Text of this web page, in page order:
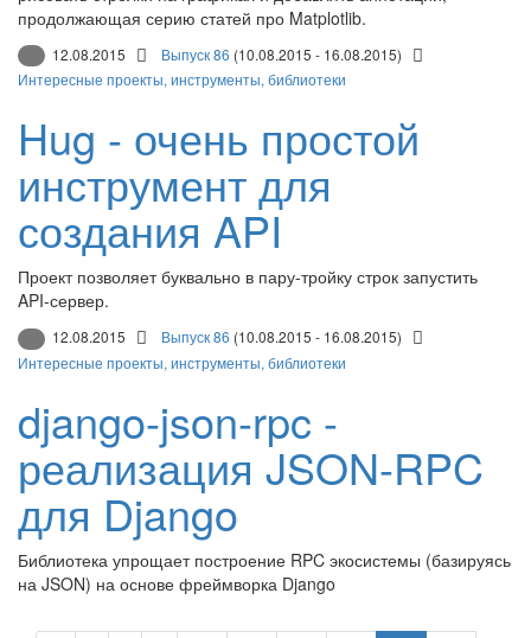
продолжающая серию статей про Matplotlib.
12.08.2015 Выпуск 86 (10.08.2015 - 16.08.2015)
Интересные проекты, инструменты, библиотеки
Hug - очень простой
инструмент для
создания API
Проект позволяет буквально в пару-тройку строк запустить
API-сервер.
12.08.2015 Выпуск 86 (10.08.2015 - 16.08.2015)
Интересные проекты, инструменты, библиотеки
django-json-rpc -
реализация JSON-RPC
для Django
Библиотека упрощает построение RPC экосистемы (базируясь
на JSON) на основе фреймворка Django